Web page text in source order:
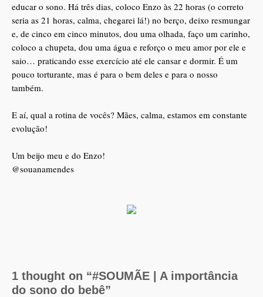
educar o sono. Há três dias, coloco Enzo às 22 horas (o correto
seria as 21 horas, calma, chegarei lá!) no berço, deixo resmungar
e, de cinco em cinco minutos, dou uma olhada, faço um carinho,
coloco a chupeta, dou uma água e reforço o meu amor por ele e
saio… praticando esse exercício até ele cansar e dormir. É um
pouco torturante, mas é para o bem deles e para o nosso
também.
E aí, qual a rotina de vocês? Mães, calma, estamos em constante
evolução!
Um beijo meu e do Enzo!
@souanamendes
1 thought on “#SOUMÃE | A importância
do sono do bebê”